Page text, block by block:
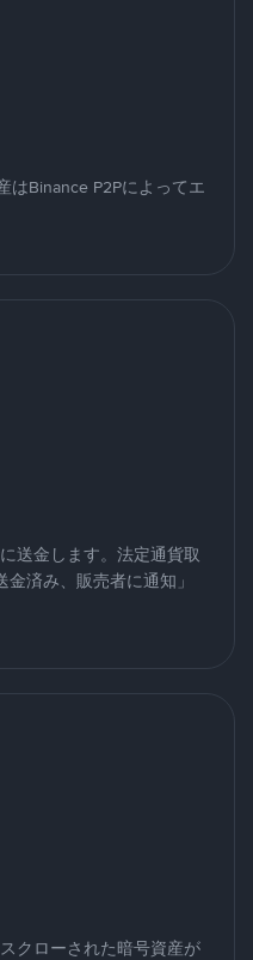
はBinance P2Pによってエ
送金します。法定通貨取
済み、販売者に通知」
クローされた暗号資産が